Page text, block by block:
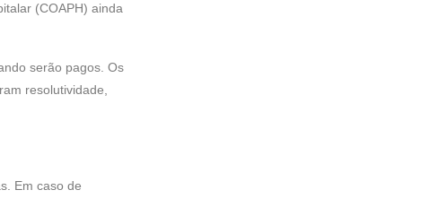
(COAPH) ainda
serão pagos. Os
resolutividade,
Em caso de